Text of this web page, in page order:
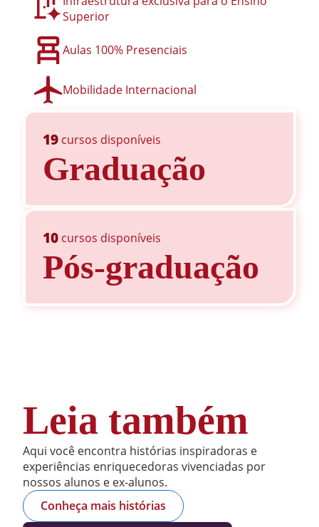
Superior
Aulas 100% Presenciais
Mobilidade Internacional
19 cursos disponíveis
Graduação
10 cursos disponíveis
Pós-graduação
Leia também
Aqui você encontra histórias inspiradoras e
experiências enriquecedoras vivenciadas por
nossos alunos e ex-alunos.
Conheça mais histórias